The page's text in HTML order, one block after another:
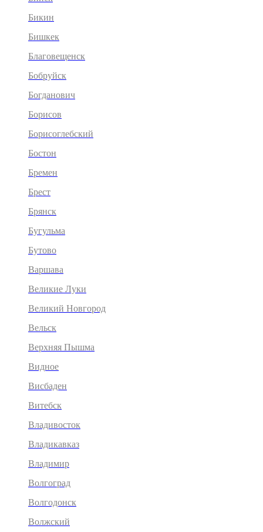
Бикин
Бишкек
Благовещенск
Бобруйск
Богданович
Борисов
Борисоглебский
Бостон
Бремен
Брест
Брянск
Бугульма
Бутово
Варшава
Великие Луки
Великий Новгород
Вельск
Верхняя Пышма
Видное
Висбаден
Витебск
Владивосток
Владикавказ
Владимир
Волгоград
Волгодонск
Волжский